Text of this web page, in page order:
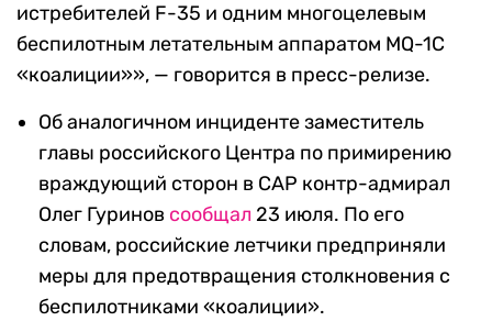
истребителей F-35 и одним многоцелевым
беспилотным летательным аппаратом MQ-1C
«коалиции»», — говорится в пресс-релизе.
Об аналогичном инциденте заместитель
главы российского Центра по примирению
враждующий сторон в САР контр-адмирал
Олег Гуринов сообщал 23 июля. По его
словам, российские летчики предприняли
меры для предотвращения столкновения с
беспилотниками «коалиции».